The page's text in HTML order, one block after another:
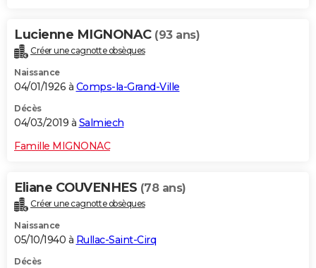
Lucienne MIGNONAC (93 ans)
Créer une cagnotte obsèques
Naissance
04/01/1926 à Comps-la-Grand-Ville
Décès
04/03/2019 à Salmiech
Famille MIGNONAC
Eliane COUVENHES (78 ans)
Créer une cagnotte obsèques
Naissance
05/10/1940 à Rullac-Saint-Cirq
Décès